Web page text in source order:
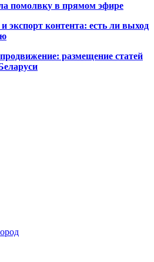
помолвку в прямом эфире
экспорт контента: есть ли выход
размещение статей